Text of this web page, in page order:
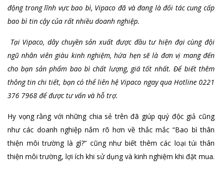
động trong lĩnh vực bao bì, Vipaco đã và đang là đối tác cung cấp
bao bì tin cậy của rất nhiều doanh nghiệp.
Tại Vipaco, dây chuyền sản xuất được đầu tư hiện đại cùng đội
ngũ nhân viên giàu kinh nghiệm, hứa hẹn sẽ là đơn vị mang đến
cho bạn sản phẩm bao bì chất lượng, giá tốt nhất. Để biết thêm
thông tin chi tiết, bạn có thể liên hệ Vipaco ngay qua Hotline 0221
376 7968 để được tư vấn và hỗ trợ.
Hy vọng rằng với những chia sẻ trên đã giúp quý độc giả cũng
như các doanh nghiệp nắm rõ hơn về thắc mắc “Bao bì thân
thiện môi trường là gì?” cũng như biết thêm các loại túi thân
thiện môi trường, lợi ích khi sử dụng và kinh nghiệm khi đặt mua.